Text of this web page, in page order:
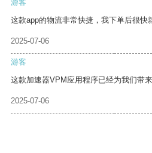
游客
这款app的物流非常快捷，我下单后很快
2025-07-06
游客
这款加速器VPM应用程序已经为我们带
2025-07-06